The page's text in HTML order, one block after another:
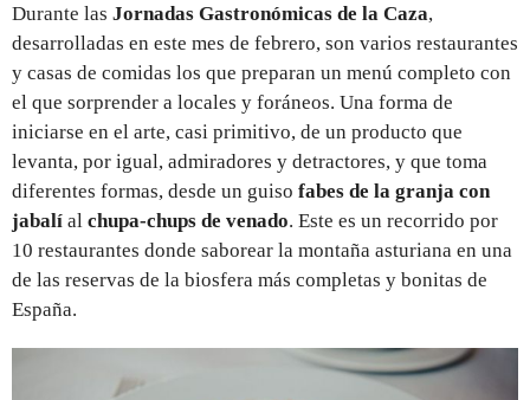
Durante las Jornadas Gastronómicas de la Caza,
desarrolladas en este mes de febrero, son varios restaurantes
y casas de comidas los que preparan un menú completo con
el que sorprender a locales y foráneos. Una forma de
iniciarse en el arte, casi primitivo, de un producto que
levanta, por igual, admiradores y detractores, y que toma
diferentes formas, desde un guiso fabes de la granja con
jabalí al chupa-chups de venado. Este es un recorrido por
10 restaurantes donde saborear la montaña asturiana en una
de las reservas de la biosfera más completas y bonitas de
España.